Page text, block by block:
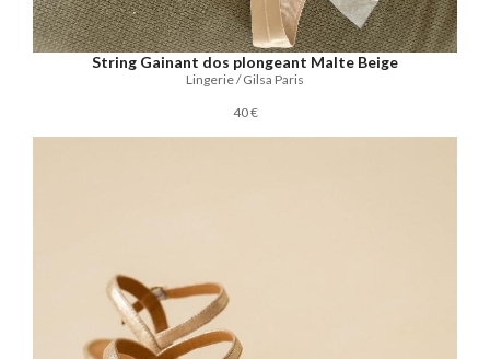
String Gainant dos plongeant Malte Beige
Lingerie / Gilsa Paris
40 €